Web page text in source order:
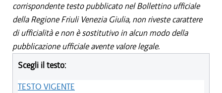
corrispondente testo pubblicato nel Bollettino ufficiale
della Regione Friuli Venezia Giulia, non riveste carattere
di ufficialità e non è sostitutivo in alcun modo della
pubblicazione ufficiale avente valore legale.
Scegli il testo:
TESTO VIGENTE